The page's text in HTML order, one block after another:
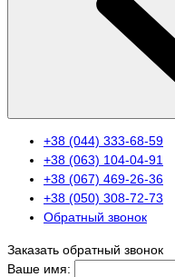
+38 (044) 333-68-59
+38 (063) 104-04-91
+38 (067) 469-26-36
+38 (050) 308-72-73
Обратный звонок
Заказать обратный звонок
Ваше имя: